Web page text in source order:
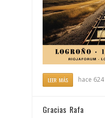
LEER MÁS hace
Gracias Rafa